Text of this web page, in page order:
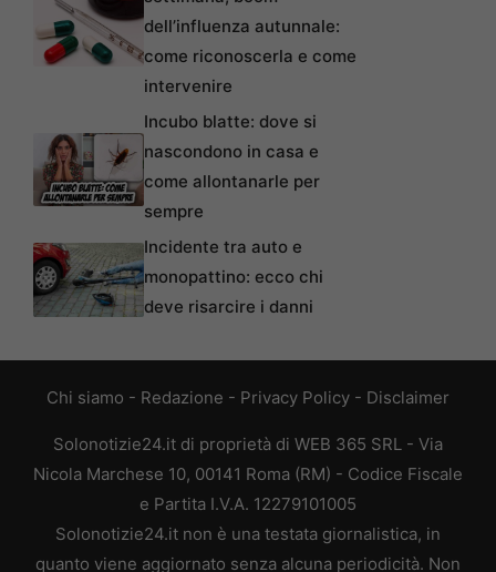
dell’influenza autunnale:
come riconoscerla e come
intervenire
Incubo blatte: dove si
nascondono in casa e
come allontanarle per
sempre
Incidente tra auto e
monopattino: ecco chi
deve risarcire i danni
Chi siamo - Redazione - Privacy Policy - Disclaimer
Solonotizie24.it di proprietà di WEB 365 SRL - Via
Nicola Marchese 10, 00141 Roma (RM) - Codice Fiscale
e Partita I.V.A. 12279101005
Solonotizie24.it non è una testata giornalistica, in
quanto viene aggiornato senza alcuna periodicità. Non